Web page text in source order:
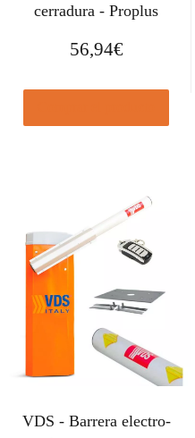
cerradura - Proplus
56,94€
VDS - Barrera electro-